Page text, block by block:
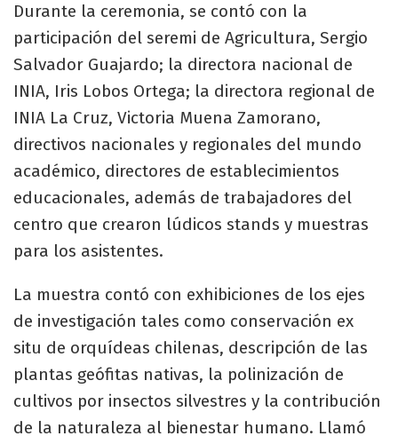
Durante la ceremonia, se contó con la
participación del seremi de Agricultura, Sergio
Salvador Guajardo; la directora nacional de
INIA, Iris Lobos Ortega; la directora regional de
INIA La Cruz, Victoria Muena Zamorano,
directivos nacionales y regionales del mundo
académico, directores de establecimientos
educacionales, además de trabajadores del
centro que crearon lúdicos stands y muestras
para los asistentes.
La muestra contó con exhibiciones de los ejes
de investigación tales como conservación ex
situ de orquídeas chilenas, descripción de las
plantas geófitas nativas, la polinización de
cultivos por insectos silvestres y la contribución
de la naturaleza al bienestar humano. Llamó